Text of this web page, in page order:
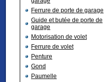
Ferrure de porte de garage
Guide et butée de porte de
garage
Motorisation de volet
Ferrure de volet
Penture
Gond
Paumelle